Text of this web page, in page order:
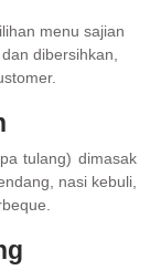
menu sajian
dibersihkan,
tulang) dimasak
nasi kebuli,